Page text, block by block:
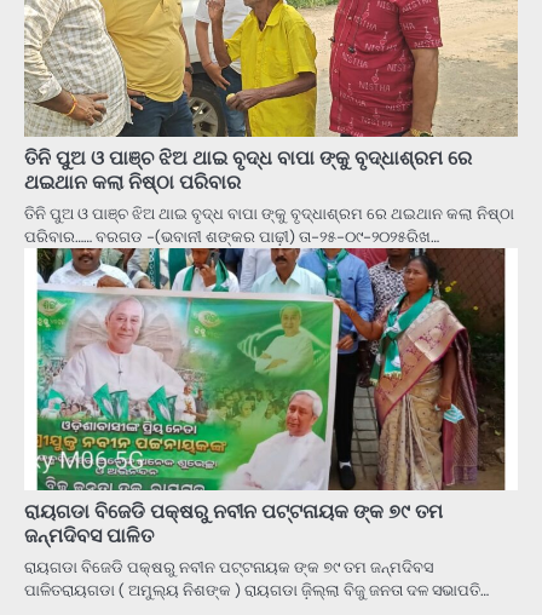
ତିନି ପୁଅ ଓ ପାଞ୍ଚ ଝିଅ ଥାଇ ବୃଦ୍ଧ ବାପା ଙ୍କୁ ବୃଦ୍ଧାଶ୍ରମ ରେ
ଥଇଥାନ କଲା ନିଷ୍ଠା ପରିବାର
ତିନି ପୁଅ ଓ ପାଞ୍ଚ ଝିଅ ଥାଇ ବୃଦ୍ଧ ବାପା ଙ୍କୁ ବୃଦ୍ଧାଶ୍ରମ ରେ ଥଇଥାନ କଲା ନିଷ୍ଠା
ପରିବାର…… ବରଗଡ -(ଭବାନୀ ଶଙ୍କର ପାଢ଼ୀ) ତା-୨୫-୦୯-୨୦୨୫ରିଖ…
ରାୟଗଡା ବିଜେଡି ପକ୍ଷରୁ ନବୀନ ପଟ୍ଟନାୟକ ଙ୍କ ୭୯ ତମ
ଜନ୍ମଦିବସ ପାଳିତ
ରାୟଗଡା ବିଜେଡି ପକ୍ଷରୁ ନବୀନ ପଟ୍ଟନାୟକ ଙ୍କ ୭୯ ତମ ଜନ୍ମଦିବସ
ପାଳିତରାୟଗଡା ( ଅମୁଲ୍ୟ ନିଶଙ୍କ ) ରାୟଗଡା ଜ଼ିଲ୍ଲା ବିଜୁ ଜନତା ଦଳ ସଭାପତି…